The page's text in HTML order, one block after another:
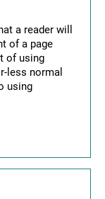
a reader will
of a page
of using
less normal
using